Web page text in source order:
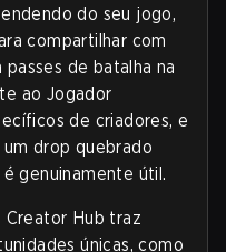
do seu jogo,
compartilhar com
de batalha na
ao Jogador
de criadores, e
drop quebrado
genuinamente útil.
Creator Hub traz
únicas, como